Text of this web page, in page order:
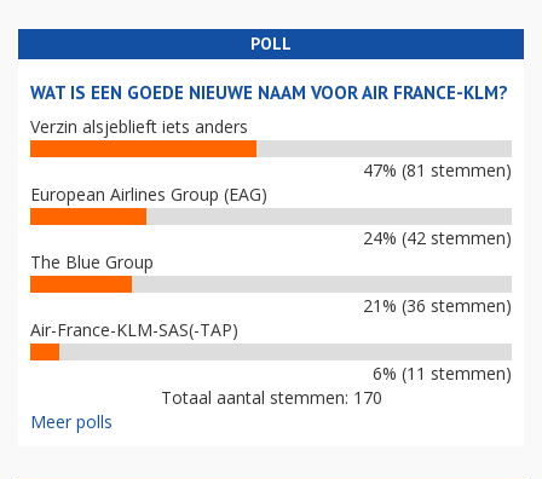
POLL
WAT IS EEN GOEDE NIEUWE NAAM VOOR AIR FRANCE-KLM?
Verzin alsjeblieft iets anders
47% (81 stemmen)
European Airlines Group (EAG)
24% (42 stemmen)
The Blue Group
21% (36 stemmen)
Air-France-KLM-SAS(-TAP)
6% (11 stemmen)
Totaal aantal stemmen: 170
Meer polls